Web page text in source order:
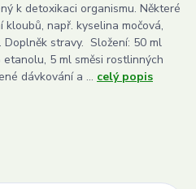
k detoxikaci organismu. Některé
např. kyselina močová,
stravy. Složení: 50 ml
5 ml směsi rostlinných
dávkování a ... celý popis